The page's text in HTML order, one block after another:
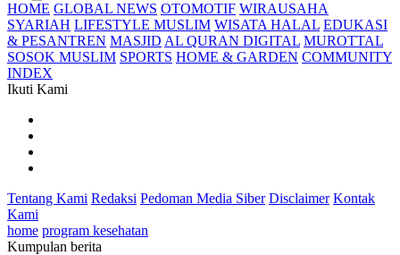
HOME GLOBAL NEWS OTOMOTIF WIRAUSAHA
SYARIAH LIFESTYLE MUSLIM WISATA HALAL EDUKASI
& PESANTREN MASJID AL QURAN DIGITAL MUROTTAL
SOSOK MUSLIM SPORTS HOME & GARDEN COMMUNITY
INDEX
Ikuti Kami
Tentang Kami Redaksi Pedoman Media Siber Disclaimer Kontak
Kami
home program kesehatan
Kumpulan berita